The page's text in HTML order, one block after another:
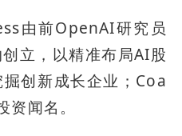
由前OpenAI研究员
立，以精准布局AI股
创新成长企业；Coa
闻名。